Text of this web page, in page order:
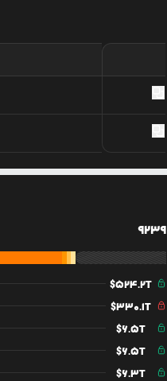
9239
$524.2T
$330.1T
$6.5T
$6.5T
$6.3T